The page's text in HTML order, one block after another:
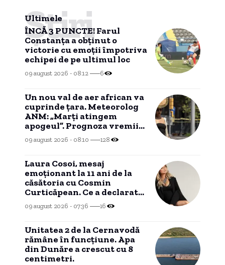
Ultimele
Știri
ÎNCĂ 3 PUNCTE! Farul
Constanța a obținut o
victorie cu emoții împotriva
echipei de pe ultimul loc
09 august 2026 - 08:12 6
Un nou val de aer african va
cuprinde țara. Meteorolog
ANM: „Marți atingem
apogeul”. Prognoza vremii
pentru următoarele zile
09 august 2026 - 08:10 128
Laura Cosoi, mesaj
emoționant la 11 ani de la
căsătoria cu Cosmin
Curticăpean. Ce a declarat
despre tatăl celor cinci
fetițe
09 august 2026 - 07:36 16
Unitatea 2 de la Cernavodă
rămâne în funcțiune. Apa
din Dunăre a crescut cu 8
centimetri.